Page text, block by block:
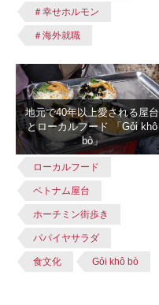
＃幸せホルモン
＃海外就職
地元で40年以上愛される屋台
とローカルフード 「Gỏi khô
bò」
ローカルフード
ベトナム屋台
ホーチミン街歩き
パパイヤサラダ
食文化 Gỏi khô bò